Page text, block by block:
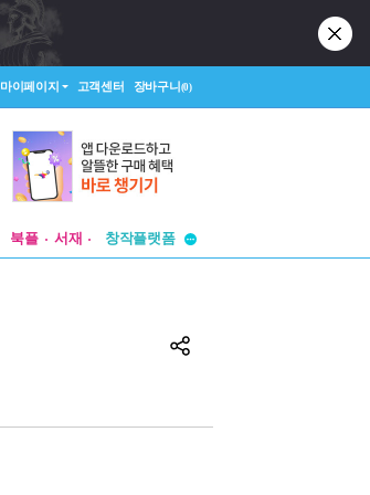
마이페이지 고객센터 장바구니(0)
북플 서재
투비컨티뉴드